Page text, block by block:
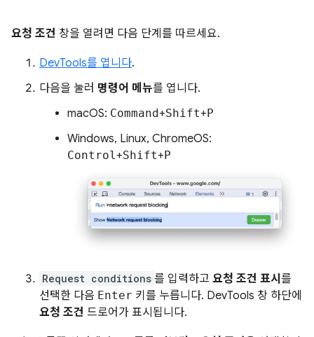
요청 조건 창을 열려면 다음 단계를 따르세요.
DevTools를 엽니다.
다음을 눌러 명령어 메뉴를 엽니다.
macOS: Command+Shift+ P
Windows, Linux, ChromeOS:
Control+Shift+ P
Request conditions 를 입력하고 요청 조건 표시 를
선택한 다음 Enter 키를 누릅니다. DevTools 창 하단에
요청 조건 드로어가 표시됩니다.